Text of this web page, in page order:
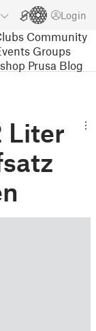
Login
Community
Groups
Prusa Blog
Liter